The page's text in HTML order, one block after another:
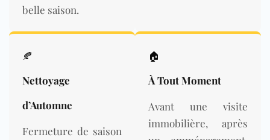
belle saison.
🍂
Nettoyage
d’Automne
Fermeture de saison
🏠
À Tout Moment
Avant une visite
immobilière, après